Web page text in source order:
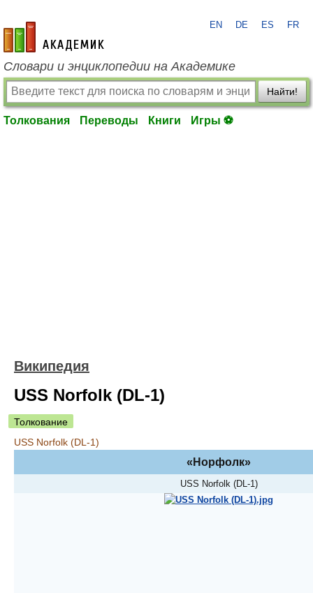
academic.ru
EN DE ES FR
Словари и энциклопедии на Академике
Найти!
Толкования Переводы Книги Игры ⚽
Википедия
USS Norfolk (DL-1)
Толкование
USS Norfolk (DL-1)
«Норфолк»
USS Norfolk (DL-1)